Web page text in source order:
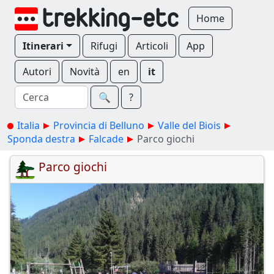
Home
Itinerari Rifugi Articoli
App
Autori
Novità en
it
🔍︎
?
Italia Provincia di Belluno
Valle del Biois
Sponda destra
Falcade Parco giochi
Parco giochi